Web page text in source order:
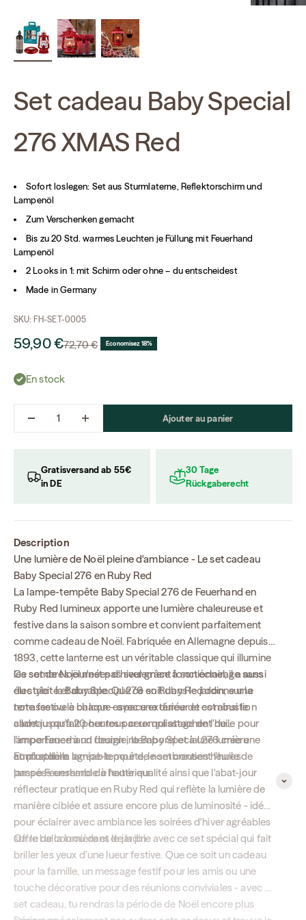
Set cadeau Baby Special
276 XMAS Red
Sofort loslegen: Set aus Sturmlaterne, Reflektorschirm und
Lampenöl
Zum Verschenken gemacht
Bis zu 20 Std. warmes Leuchten je Füllung mit Feuerhand
Lampenöl
2 Looks in 1: mit Schirm oder ohne – du entscheidest
Made in Germany
SKU: FH-SET-0005
Prix de vente
59,90 €Prix normal
72,70 € Economisez 18%
En stock
Ajouter au panier
Gratisversand ab 55€
in DE
30 Tage
Rückgaberecht
Description
Une lumière de Noël pleine d'ambiance - Le set cadeau
Baby Special 276 en Ruby Red
La lampe-tempête Baby Special 276 de Feuerhand en
Ruby Red lumineux apporte une lumière chaleureuse et
festive dans la saison sombre et convient parfaitement
comme cadeau de Noël. Fabriquée en Allemagne depuis
1893, cette lanterne est un véritable classique qui illumine
les sombres journées d'hiver grâce à son éclairage sans
électricité et durable. Que ce soit dans le jardin, sur la
terrasse ou le balcon - avec une durée de combustion
allant jusqu'à 20 heures par remplissage de l'huile pour
lampe Feuerhand fournie, la Baby Special 276 crée une
atmosphère agréable pour de nombreuses heures
passées ensemble à l'extérieur.
Ce set de Noël n'est pas seulement fonctionnel, il a aussi
du style : la Baby Special 276 en Ruby Red donne une
note festive à chaque espace extérieur et est ainsi le
cadeau parfait pour tous ceux qui attachent de
l'importance à un design intemporel et à une lumière
confortable.
En plus de la lampe-tempête, le set contient l'huile de
lampe Feuerhand de haute qualité ainsi que l'abat-jour
réflecteur pratique en Ruby Red qui reflète la lumière de
manière ciblée et assure encore plus de luminosité - idéal
pour éclairer avec ambiance les soirées d'hiver agréables
sur le balcon ou dans le jardin.
Offre de la lumière et de la joie avec ce set spécial qui fait
briller les yeux d'une lueur festive. Que ce soit un cadeau
pour la famille, un message festif pour les amis ou une
touche décorative pour des réunions conviviales - avec ce
set cadeau, tu rendras la période de Noël encore plus